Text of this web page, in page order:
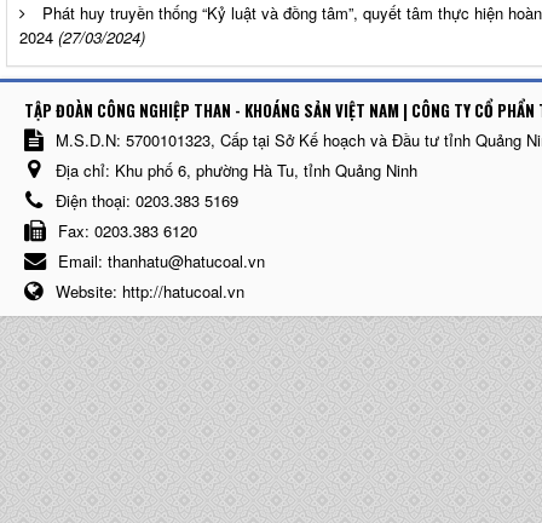
Phát huy truyền thống “Kỷ luật và đồng tâm”, quyết tâm thực hiện
2024 (27/03/2024)
TẬP ĐOÀN CÔNG NGHIỆP THAN - KHOÁNG SẢN VIỆT NAM | CÔNG TY CỔ
M.S.D.N: 5700101323, Cấp tại Sở Kế hoạch và Đầu tư tỉnh Quảng
Địa chỉ: Khu phố 6, phường Hà Tu, tỉnh Quảng Ninh
Điện thoại: 0203.383 5169
Fax: 0203.383 6120
Email: thanhatu@hatucoal.vn
Website: http://hatucoal.vn